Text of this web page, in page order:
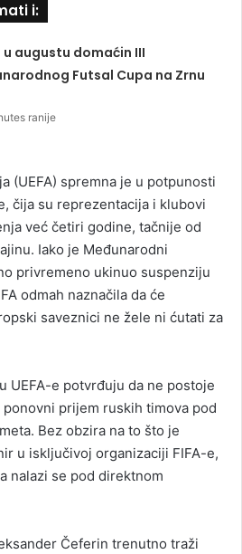
i:
u augustu domaćin III
Futsal Cupa na Zrnu
ranije
(UEFA) spremna je u potpunosti
čija su reprezentacija i klubovi
već četiri godine, tačnije od
Iako je Međunarodni
privremeno ukinuo suspenziju
odmah naznačila da će
saveznici ne žele ni ćutati za
UEFA-e potvrđuju da ne postoje
prijem ruskih timova pod
Bez obzira na to što je
u isključivoj organizaciji FIFA-e,
nalazi se pod direktnom
Čeferin trenutno traži